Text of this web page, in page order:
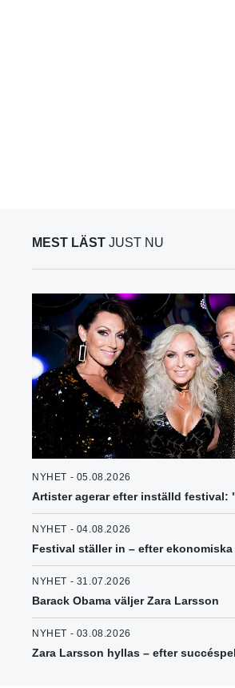
MEST LÄST JUST NU
NYHET - 05.08.2026
Artister agerar efter inställd festival:
NYHET - 04.08.2026
Festival ställer in – efter
NYHET - 31.07.2026
Barack Obama väljer Zara Larsson
NYHET - 03.08.2026
Zara Larsson hyllas – efter